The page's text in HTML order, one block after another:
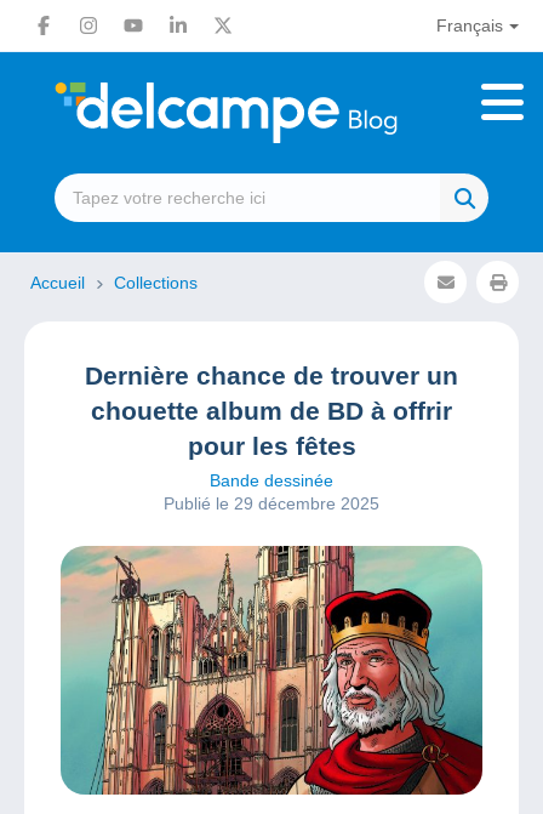
Français
Accueil Collections
Dernière chance de trouver un
chouette album de BD à offrir
pour les fêtes
Bande dessinée
Publié le 29 décembre 2025